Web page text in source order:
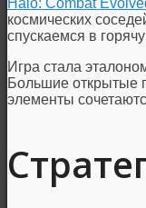
Halo: Combat
космических
спускаемся в
Игра стала
Большие открытые
элементы